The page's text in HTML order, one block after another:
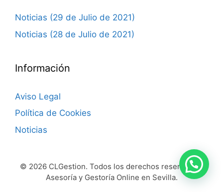
Noticias (29 de Julio de 2021)
Noticias (28 de Julio de 2021)
Información
Aviso Legal
Política de Cookies
Noticias
© 2026 CLGestion. Todos los derechos reservados.
Asesoría y Gestoría Online en Sevilla.